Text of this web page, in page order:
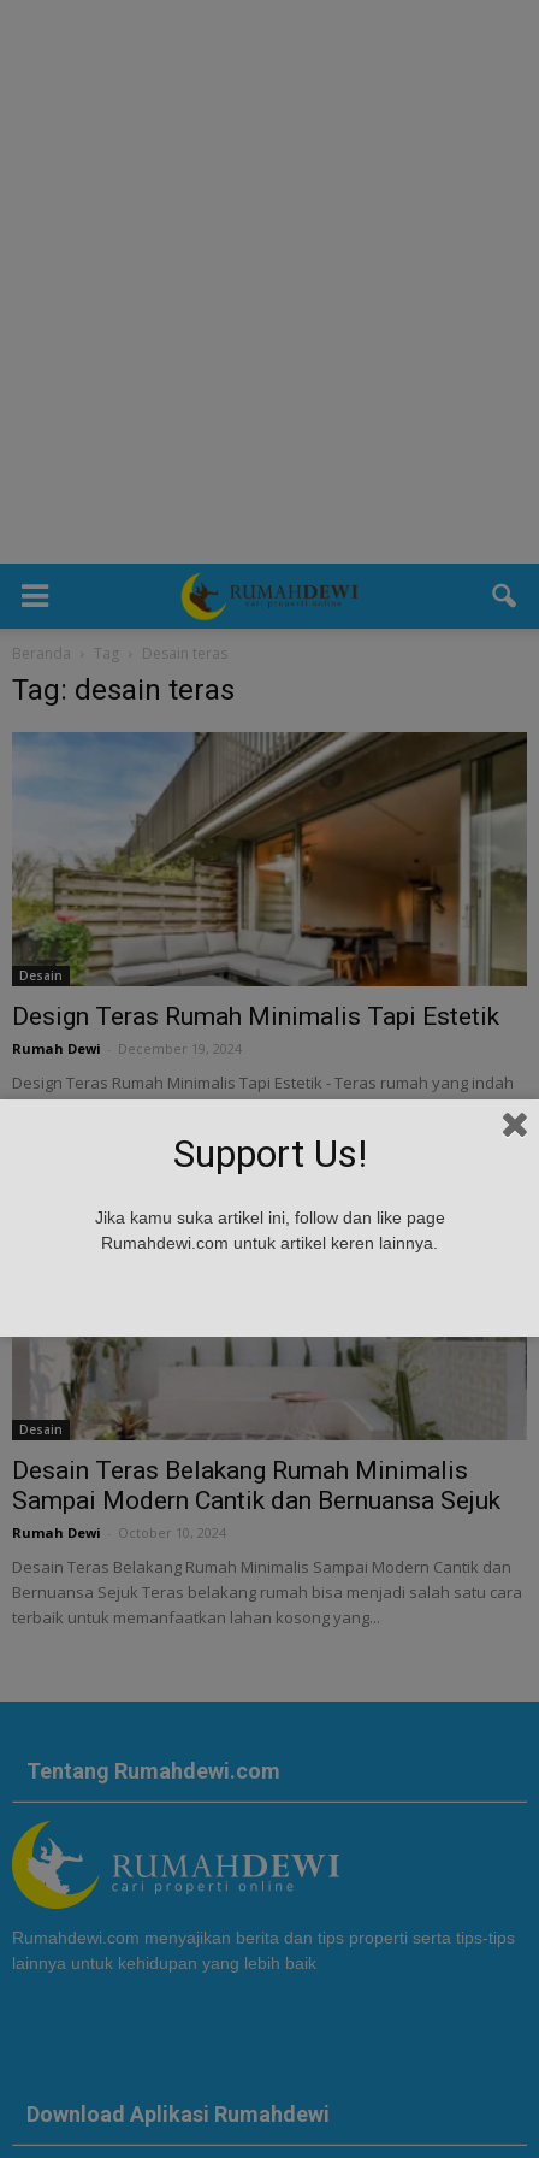
Beranda Tag Desain teras
Tag: desain teras
Desain
Design Teras Rumah Minimalis Tapi Estetik
Rumah Dewi December 19, 2024
Design Teras Rumah Minimalis Tapi Estetik - Teras rumah yang indah
Desain
Desain Teras Belakang Rumah Minimalis
Sampai Modern Cantik dan Bernuansa Sejuk
Rumah Dewi October 10, 2024
Desain Teras Belakang Rumah Minimalis Sampai Modern Cantik dan
Bernuansa Sejuk Teras belakang rumah bisa menjadi salah satu cara
terbaik untuk memanfaatkan lahan kosong yang...
Tentang Rumahdewi.com
Rumahdewi.com menyajikan berita dan tips properti serta tips-tips
lainnya untuk kehidupan yang lebih baik
Download Aplikasi Rumahdewi
Support Us!
Jika kamu suka artikel ini, follow dan like page
Rumahdewi.com untuk artikel keren lainnya.